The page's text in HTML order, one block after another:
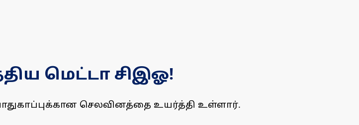
மெட்டா சிஇஓ!
செலவினத்தை உயர்த்தி உள்ளார்.